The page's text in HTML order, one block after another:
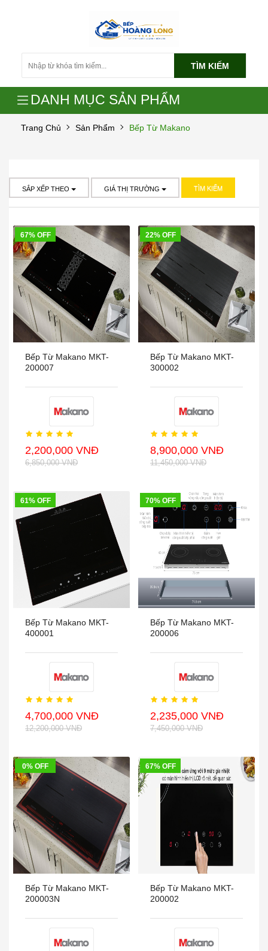
TÌM KIẾM
DANH MỤC SẢN PHẨM
Trang Chủ Sản Phẩm Bếp Từ Makano
SẮP XẾP THEO GIÁ THỊ TRƯỜNG TÌM KIẾM
67% OFF
Bếp Từ Makano MKT-
200007
2,200,000 VNĐ
6,850,000 VNĐ
22% OFF
Bếp Từ Makano MKT-
300002
8,900,000 VNĐ
11,450,000 VNĐ
61% OFF
Bếp Từ Makano MKT-
400001
4,700,000 VNĐ
12,200,000 VNĐ
70% OFF
Bếp Từ Makano MKT-
200006
2,235,000 VNĐ
7,450,000 VNĐ
0% OFF
Bếp Từ Makano MKT-
200003N
67% OFF
Bếp Từ Makano MKT-
200002